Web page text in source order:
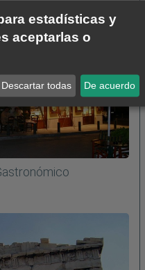
estadísticas y
aceptarlas o
Descartar todas De acuerdo